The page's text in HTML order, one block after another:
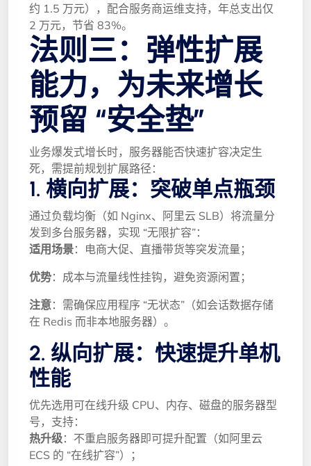
约 1.5 万元），配合服务商运维支持，年总支出仅
2 万元，节省 83%。
法则三：弹性扩展
能力，为未来增长
预留 “安全垫”
业务爆发式增长时，服务器能否快速扩容决定生
死，需提前规划扩展路径：
1. 横向扩展：突破单点瓶颈
通过负载均衡（如 Nginx、阿里云 SLB）将流量分
发到多台服务器，实现 “无限扩容”：
适用场景：电商大促、直播带货等突发流量；
优势：成本与流量线性挂钩，避免资源闲置；
注意：需确保应用程序 “无状态”（如会话数据存储
在 Redis 而非本地服务器）。
2. 纵向扩展：快速提升单机
性能
优先选用可在线升级 CPU、内存、磁盘的服务器型
号，支持：
热升级：不重启服务器即可提升配置（如阿里云
ECS 的 “在线扩容”）；